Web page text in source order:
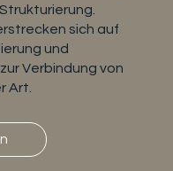
sich auf
und
Verbindung von
Art.